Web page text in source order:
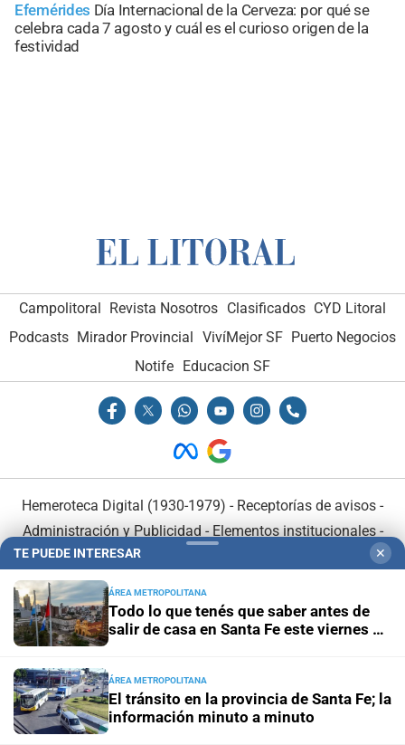
Efemérides Día Internacional de la Cerveza: por qué se
celebra cada 7 agosto y cuál es el curioso origen de la
festividad
Campolitoral Revista Nosotros Clasificados CYD Litoral
Podcasts Mirador Provincial VivíMejor SF Puerto Negocios
Notife
Educacion SF
Hemeroteca Digital (1930-1979) - Receptorías de avisos -
Administración y Publicidad-Elementos institucionales-
Opcionales con El Litoral
El Litoral es miembro de:
En Asociación con:
TE PUEDE INTERESAR ✕
ÁREA METROPOLITANA
Todo lo que tenés que saber antes de
salir de casa en Santa Fe este viernes 7
ÁREA METROPOLITANA
El tránsito en la provincia de Santa Fe; la
información minuto a minuto